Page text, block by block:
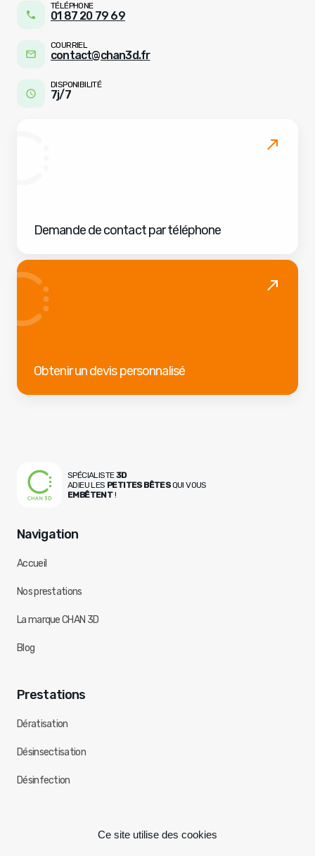
Ce site utilise des cookies
TÉLÉPHONE
01 87 20 79 69
COURRIEL
contact@chan3d.fr
DISPONIBILITÉ
7j/7
Demande de contact par téléphone
Obtenir un devis personnalisé
SPÉCIALISTE3D
ADIEU LES PETITES BÊTESQUI VOUS
EMBÊTENT!
Navigation
Accueil
Nos prestations
La marque CHAN 3D
Blog
Prestations
Dératisation
Désinsectisation
Désinfection
Réseaux sociaux